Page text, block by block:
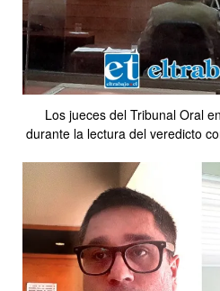
Los jueces del Tribunal Oral
durante la lectura del veredicto